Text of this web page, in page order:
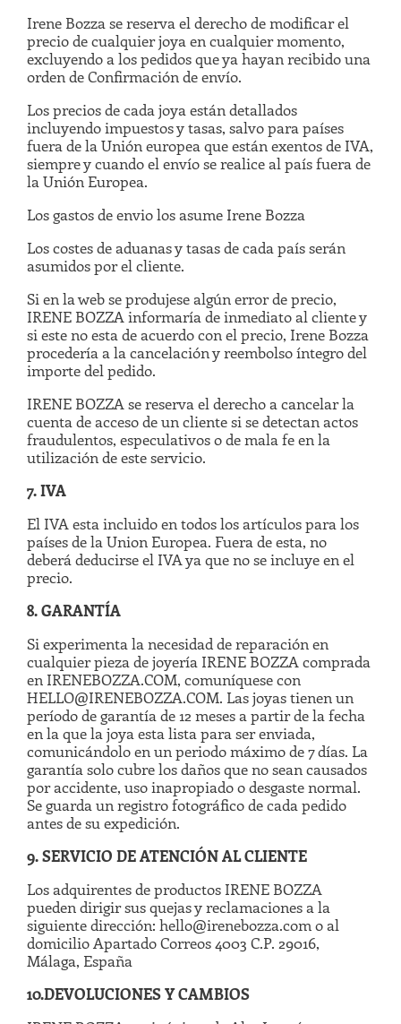
Irene Bozza se reserva el derecho de modificar el
precio de cualquier joya en cualquier momento,
excluyendo a los pedidos que ya hayan recibido una
orden de Confirmación de envío.
Los precios de cada joya están detallados
incluyendo impuestos y tasas, salvo para países
fuera de la Unión europea que están exentos de IVA,
siempre y cuando el envío se realice al país fuera de
la Unión Europea.
Los gastos de envio los asume Irene Bozza
Los costes de aduanas y tasas de cada país serán
asumidos por el cliente.
Si en la web se produjese algún error de precio,
IRENE BOZZA informaría de inmediato al cliente y
si este no esta de acuerdo con el precio, Irene Bozza
procedería a la cancelación y reembolso íntegro del
importe del pedido.
IRENE BOZZA se reserva el derecho a cancelar la
cuenta de acceso de un cliente si se detectan actos
fraudulentos, especulativos o de mala fe en la
utilización de este servicio.
7. IVA
El IVA esta incluido en todos los artículos para los
países de la Union Europea. Fuera de esta, no
deberá deducirse el IVA ya que no se incluye en el
precio.
8. GARANTÍA
Si experimenta la necesidad de reparación en
cualquier pieza de joyería IRENE BOZZA comprada
en IRENEBOZZA.COM, comuníquese con
HELLO@IRENEBOZZA.COM. Las joyas tienen un
período de garantía de 12 meses a partir de la fecha
en la que la joya esta lista para ser enviada,
comunicándolo en un periodo máximo de 7 días. La
garantía solo cubre los daños que no sean causados
por accidente, uso inapropiado o desgaste normal.
Se guarda un registro fotográfico de cada pedido
antes de su expedición.
9. SERVICIO DE ATENCIÓN AL CLIENTE
Los adquirentes de productos IRENE BOZZA
pueden dirigir sus quejas y reclamaciones a la
siguiente dirección: hello@irenebozza.com o al
domicilio Apartado Correos 4003 C.P. 29016,
Málaga, España
10.DEVOLUCIONES Y CAMBIOS